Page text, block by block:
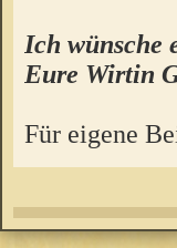
Ich wünsche
Eure Wirtin
Für eigene